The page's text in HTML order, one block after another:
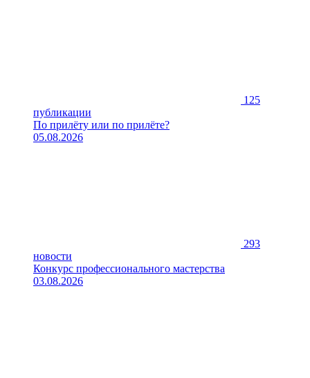
125
публикации
По прилёту или по прилёте?
05.08.2026
293
новости
Конкурс профессионального мастерства
03.08.2026